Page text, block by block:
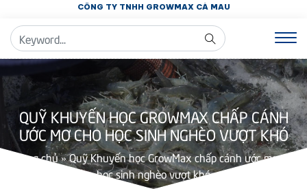
CÔNG TY TNHH GROWMAX CÀ MAU
QUỸ KHUYẾN HỌC GROWMAX CHẤP CÁNH
ƯỚC MƠ CHO HỌC SINH NGHÈO VƯỢT KHÓ
Trang chủ»Quỹ Khuyến học GrowMax chấp cánh ước mơ cho
học sinh nghèo vượt khó